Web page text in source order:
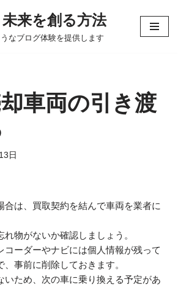
来を創る方法
なブログ体験を提供します
車両の引き渡
日
合は、買取契約を結んで車両を業者に
物がないか確認しましょう。
コーダーやナビには個人情報が残って
事前に削除しておきます。
いため、次の車に乗り換える予定があ